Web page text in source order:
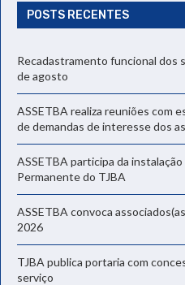
POSTS RECENTES
Recadastramento funcional dos
de agosto
ASSETBA realiza reuniões com
de demandas de interesse dos
ASSETBA participa da
Permanente do TJBA
ASSETBA convoca
2026
TJBA publica portaria com
serviço